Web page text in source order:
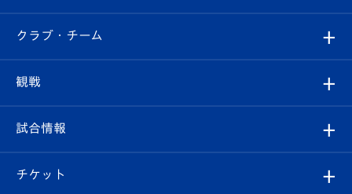
すべて
クラブ
試合情報
クラブ・チーム
クラブ概要
観戦
観戦ルール
試合情報
試合日程/結果
チケット